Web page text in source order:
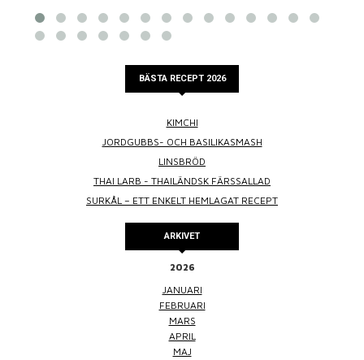
BÄSTA RECEPT 2026
KIMCHI
JORDGUBBS- OCH BASILIKASMASH
LINSBRÖD
THAI LARB - THAILÄNDSK FÄRSSALLAD
SURKÅL – ETT ENKELT HEMLAGAT RECEPT
ARKIVET
2026
JANUARI
FEBRUARI
MARS
APRIL
MAJ